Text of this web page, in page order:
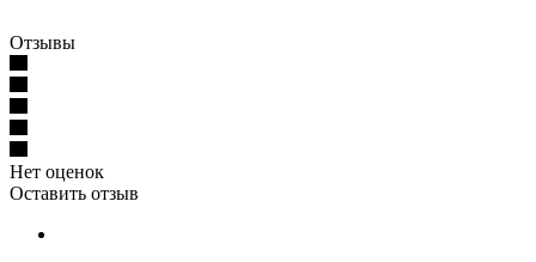
Отзывы
Нет оценок
Оставить отзыв